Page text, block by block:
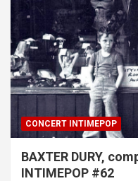
CONCERT INTIMEPOP
BAXTER DURY,
INTIMEPOP #62